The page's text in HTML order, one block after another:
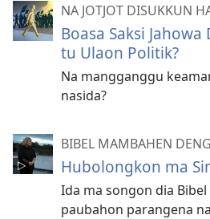
NA JOTJOT DISUKKUN
Boasa Saksi
tu Ulaon Politik?
Na mangganggu
nasida?
BIBEL MAMBAHEN
Hubolongkon ma
Ida ma songon dia
paubahon parangena